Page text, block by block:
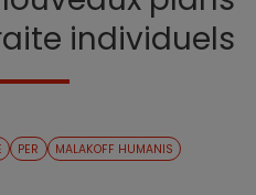
individuels
PER MALAKOFF HUMANIS